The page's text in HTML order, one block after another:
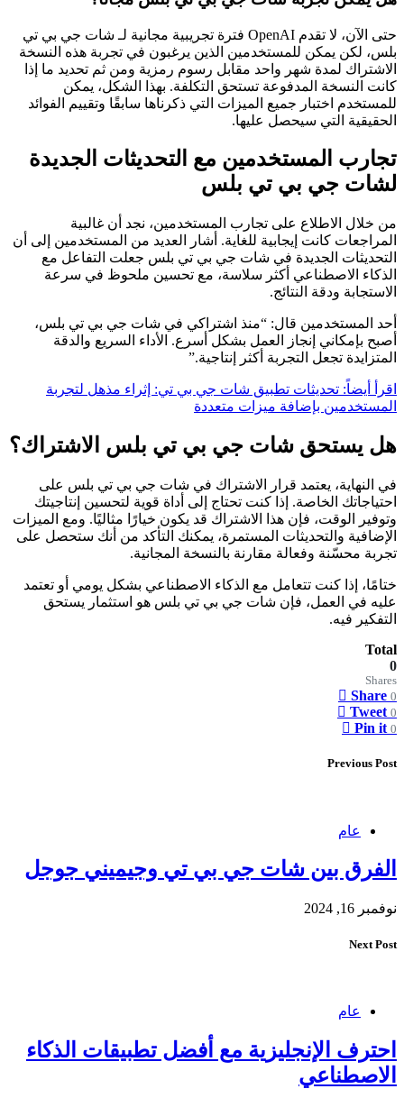
حتى الآن، لا تقدم OpenAI فترة تجريبية مجانية لـ شات جي بي تي
بلس، لكن يمكن للمستخدمين الذين يرغبون في تجربة هذه النسخة
الاشتراك لمدة شهر واحد مقابل رسوم رمزية ومن ثم تحديد ما إذا
كانت النسخة المدفوعة تستحق التكلفة. بهذا الشكل، يمكن
للمستخدم اختبار جميع الميزات التي ذكرناها سابقًا وتقييم الفوائد
الحقيقية التي سيحصل عليها.
تجارب المستخدمين مع التحديثات الجديدة
لشات جي بي تي بلس
من خلال الاطلاع على تجارب المستخدمين، نجد أن غالبية
المراجعات كانت إيجابية للغاية. أشار العديد من المستخدمين إلى أن
التحديثات الجديدة في شات جي بي تي بلس جعلت التفاعل مع
الذكاء الاصطناعي أكثر سلاسة، مع تحسين ملحوظ في سرعة
الاستجابة ودقة النتائج.
أحد المستخدمين قال: “منذ اشتراكي في شات جي بي تي بلس،
أصبح بإمكاني إنجاز العمل بشكل أسرع. الأداء السريع والدقة
المتزايدة تجعل التجربة أكثر إنتاجية.”
اقرأ أيضاً: تحديثات تطبيق شات جي بي تي: إثراء مذهل لتجربة
المستخدمين بإضافة ميزات متعددة
هل يستحق شات جي بي تي بلس الاشتراك؟
في النهاية، يعتمد قرار الاشتراك في شات جي بي تي بلس على
احتياجاتك الخاصة. إذا كنت تحتاج إلى أداة قوية لتحسين إنتاجيتك
وتوفير الوقت، فإن هذا الاشتراك قد يكون خيارًا مثاليًا. ومع الميزات
الإضافية والتحديثات المستمرة، يمكنك التأكد من أنك ستحصل على
تجربة محسّنة وفعالة مقارنة بالنسخة المجانية.
ختامًا، إذا كنت تتعامل مع الذكاء الاصطناعي بشكل يومي أو تعتمد
عليه في العمل، فإن شات جي بي تي بلس هو استثمار يستحق
التفكير فيه.
Total
0
Shares
Share 0
Tweet 0
Pin it 0
Previous Post
عام
الفرق بين شات جي بي تي وجيميني جوجل
نوفمبر 16, 2024
Next Post
عام
احترف الإنجليزية مع أفضل تطبيقات الذكاء
الاصطناعي